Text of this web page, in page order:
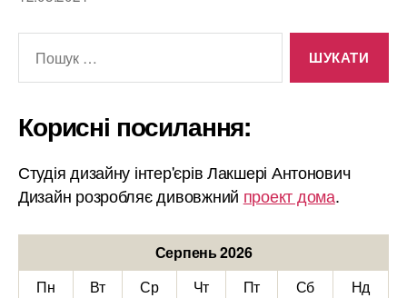
Корисні посилання:
Студія дизайну інтер'єрів Лакшері Антонович
Дизайн розробляє дивовжний проект дома.
Серпень 2026
Пн
Вт Ср Чт Пт Сб
Нд